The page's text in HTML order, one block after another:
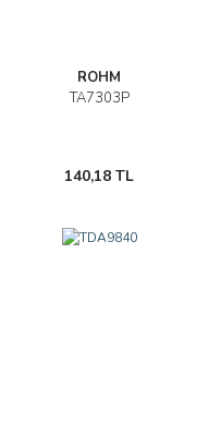
ROHM
TA7303P
140,18 TL